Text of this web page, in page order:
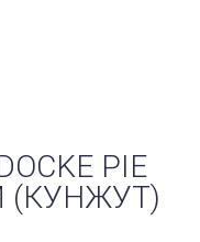
PIE
(КУНЖУТ)